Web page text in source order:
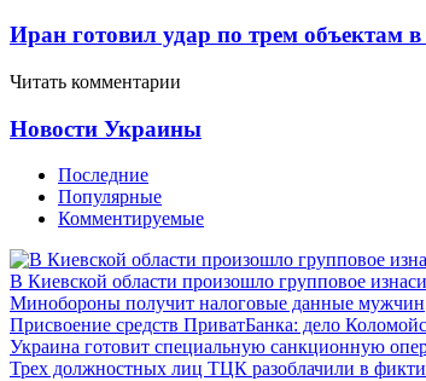
Иран готовил удар по трем объектам
Читать комментарии
Новости Украины
Последние
Популярные
Комментируемые
В Киевской области произошло групповое
Минобороны получит налоговые данные мужчин
Присвоение средств ПриватБанка: дело
Украина готовит специальную санкционную
Трех должностных лиц ТЦК разоблачили в